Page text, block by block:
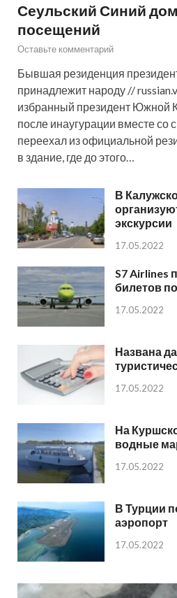
Сеульский Синий
посещений
Оставьте комментарий
Бывшая резиденция
принадлежит народу //
избранный президент Южной
после инаугурации вместе со
переехал из официальной
в здание, где до этого…
В
экскурсии
17.05.2022
S7 Airlines
билетов
17.05.2022
Названа
17.05.2022
На
водные
17.05.2022
В Турции
аэропорт
17.05.2022